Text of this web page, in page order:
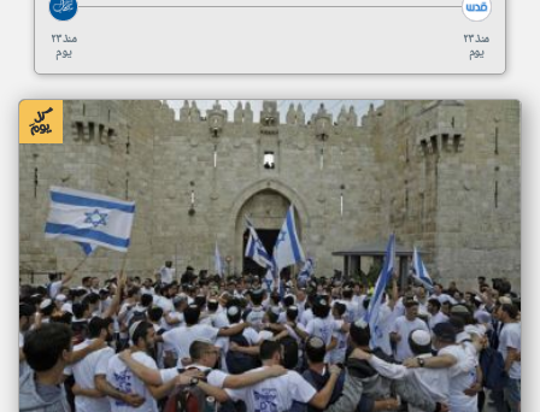
منذ ٢٣
يوم
منذ ٢٣
يوم